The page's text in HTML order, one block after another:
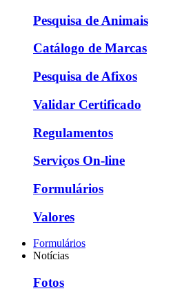
Pesquisa de Animais
Catálogo de Marcas
Pesquisa de Afixos
Validar Certificado
Regulamentos
Serviços On-line
Formulários
Valores
Formulários
Notícias
Fotos